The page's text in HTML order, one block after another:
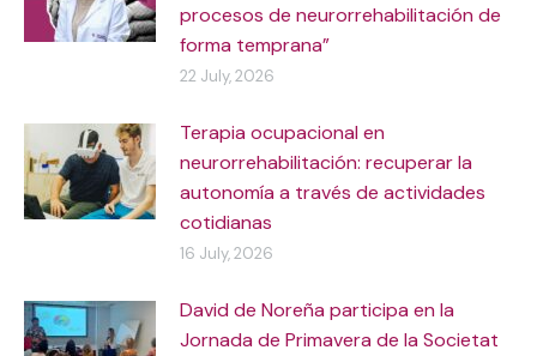
procesos de neurorrehabilitación de
forma temprana”
22 July, 2026
Terapia ocupacional en
neurorrehabilitación: recuperar la
autonomía a través de actividades
cotidianas
16 July, 2026
David de Noreña participa en la
Jornada de Primavera de la Societat